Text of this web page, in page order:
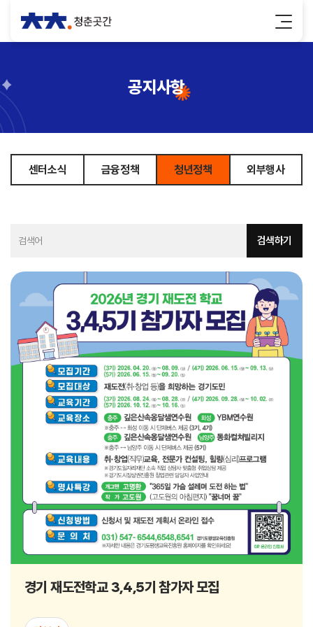
공지사항
센터소식 금융정책 청년정책 외부행사
검색하기
경기 재도전학교 3,4,5기 참가자 모집